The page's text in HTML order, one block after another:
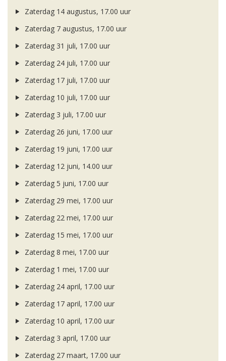
Zaterdag 14 augustus, 17.00 uur
Zaterdag 7 augustus, 17.00 uur
Zaterdag 31 juli, 17.00 uur
Zaterdag 24 juli, 17.00 uur
Zaterdag 17 juli, 17.00 uur
Zaterdag 10 juli, 17.00 uur
Zaterdag 3 juli, 17.00 uur
Zaterdag 26 juni, 17.00 uur
Zaterdag 19 juni, 17.00 uur
Zaterdag 12 juni, 14.00 uur
Zaterdag 5 juni, 17.00 uur
Zaterdag 29 mei, 17.00 uur
Zaterdag 22 mei, 17.00 uur
Zaterdag 15 mei, 17.00 uur
Zaterdag 8 mei, 17.00 uur
Zaterdag 1 mei, 17.00 uur
Zaterdag 24 april, 17.00 uur
Zaterdag 17 april, 17.00 uur
Zaterdag 10 april, 17.00 uur
Zaterdag 3 april, 17.00 uur
Zaterdag 27 maart, 17.00 uur